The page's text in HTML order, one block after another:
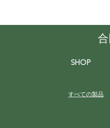
SHOP
すべての製品